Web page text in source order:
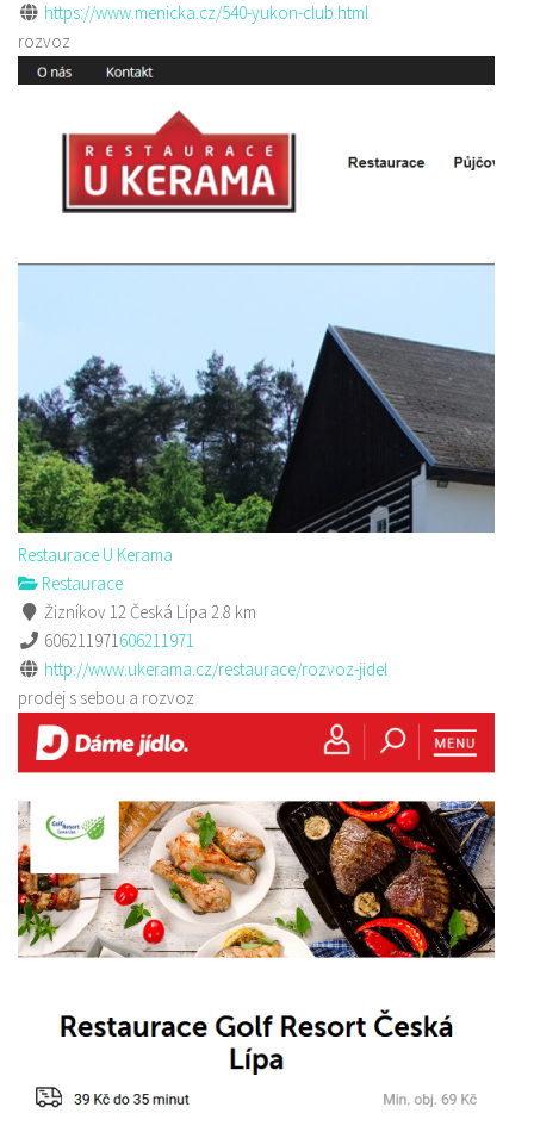
https://www.menicka.cz/540-yukon-club.html
rozvoz
Restaurace U Kerama
Restaurace
Žizníkov 12 Česká Lípa 2.8 km
606211971606211971
http://www.ukerama.cz/restaurace/rozvoz-jidel
prodej s sebou a rozvoz